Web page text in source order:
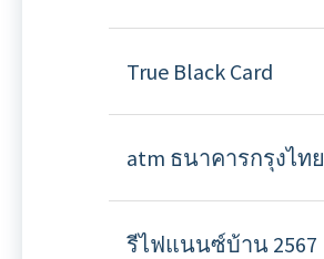
True Black Card
atm ธนาคารกรุงไทย
รีไฟแนนซ์บ้าน 2567